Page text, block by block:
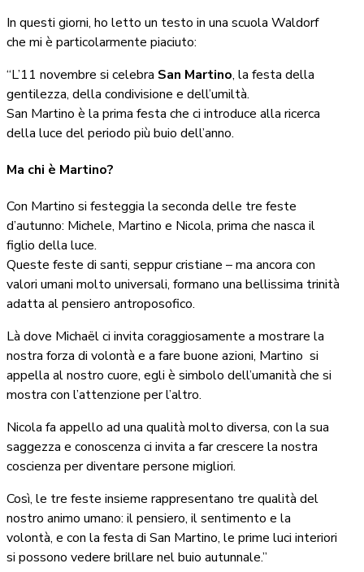
In questi giorni, ho letto un testo in una scuola Waldorf
che mi è particolarmente piaciuto:
“L’11 novembre si celebra San Martino, la festa della
gentilezza, della condivisione e dell’umiltà.
San Martino è la prima festa che ci introduce alla ricerca
della luce del periodo più buio dell’anno.
Ma chi è Martino?
Con Martino si festeggia la seconda delle tre feste
d’autunno: Michele, Martino e Nicola, prima che nasca il
figlio della luce.
Queste feste di santi, seppur cristiane – ma ancora con
valori umani molto universali, formano una bellissima trinità
adatta al pensiero antroposofico.
Là dove Michaël ci invita coraggiosamente a mostrare la
nostra forza di volontà e a fare buone azioni, Martino si
appella al nostro cuore, egli è simbolo dell’umanità che si
mostra con l’attenzione per l’altro.
Nicola fa appello ad una qualità molto diversa, con la sua
saggezza e conoscenza ci invita a far crescere la nostra
coscienza per diventare persone migliori.
Così, le tre feste insieme rappresentano tre qualità del
nostro animo umano: il pensiero, il sentimento e la
volontà, e con la festa di San Martino, le prime luci interiori
si possono vedere brillare nel buio autunnale.”